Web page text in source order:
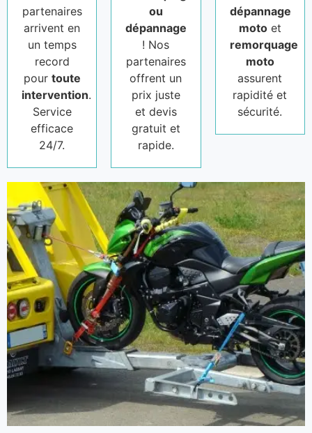
partenaires
arrivent en
un temps
record
pour toute
intervention.
Service
efficace
24/7.
ou
dépannage
! Nos
partenaires
offrent un
prix juste
et devis
gratuit et
rapide.
dépannage
motoet
remorquage
moto
assurent
rapidité et
sécurité.